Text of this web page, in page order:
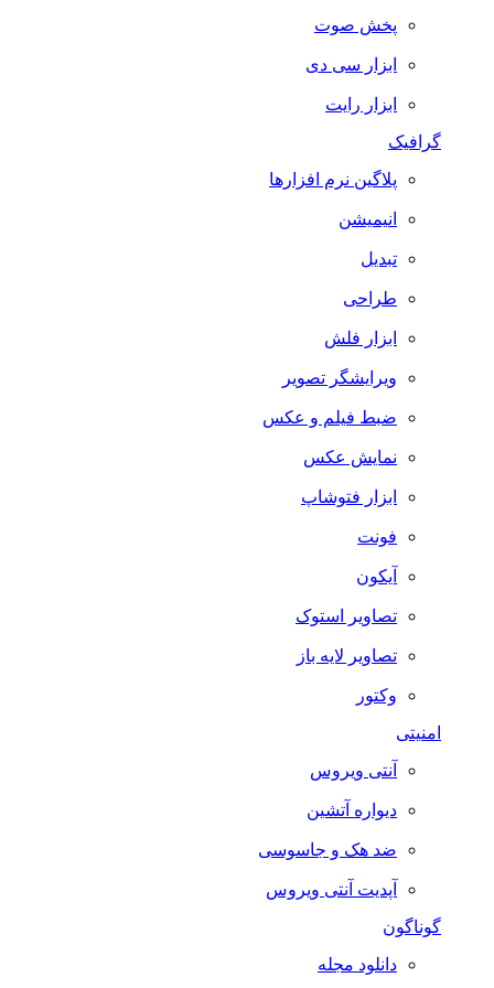
پخش صوت
ابزار سی دی
ابزار رایت
گرافیک
پلاگین نرم افزارها
انیمیشن
تبدیل
طراحی
ابزار فلش
ویرایشگر تصویر
ضبط فيلم و عكس
نمایش عکس
ابزار فتوشاپ
فونت
آیکون
تصاویر استوک
تصاویر لایه باز
وکتور
امنیتی
آنتی ویروس
دیواره آتشین
ضد هک و جاسوسی
آپدیت آنتی ویروس
گوناگون
دانلود مجله